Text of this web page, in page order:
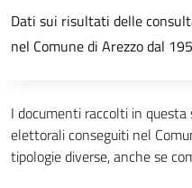
Descrizione breve
Dati sui risultati delle
nel Comune di Arezzo dal
Descrizione completa
I documenti raccolti in
elettorali conseguiti nel
tipologie diverse, anche se